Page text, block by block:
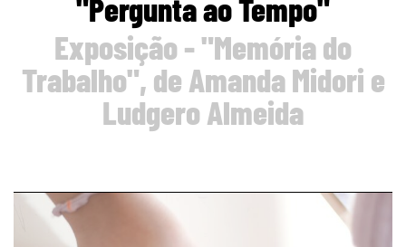
"Pergunta ao Tempo"
Exposição - "Memória do
Trabalho", de Amanda Midori e
Ludgero Almeida
page